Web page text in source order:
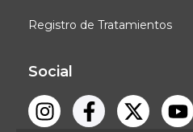
Registro de Tratamientos
Social